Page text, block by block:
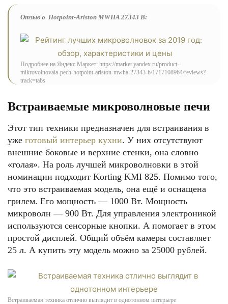
Отзыв о Hotpoint-Ariston MWHA 27343 B:
Подробнее на Яндекс.Маркет: https://market.yandex.ru/product--
mikrovolnovaia-pech-hotpoint-ariston-mwha-27343-b/1717108964/reviews?
track=tabs
Встраиваемые микроволновые печи
Этот тип техники предназначен для встраивания в
уже готовый интерьер кухни. У них отсутствуют
внешние боковые и верхние стенки, она словно
«голая». На роль лучшей микроволновки в этой
номинации подходит Korting KMI 825. Помимо того,
что это встраиваемая модель, она ещё и оснащена
грилем. Его мощность — 1000 Вт. Мощность
микроволн — 900 Вт. Для управления электроникой
используются сенсорные кнопки. А помогает в этом
простой дисплей. Общий объём камеры составляет
25 л. А купить эту модель можно за 25000 рублей.
Встраиваемая техника отлично выглядит в однотонном интерьере